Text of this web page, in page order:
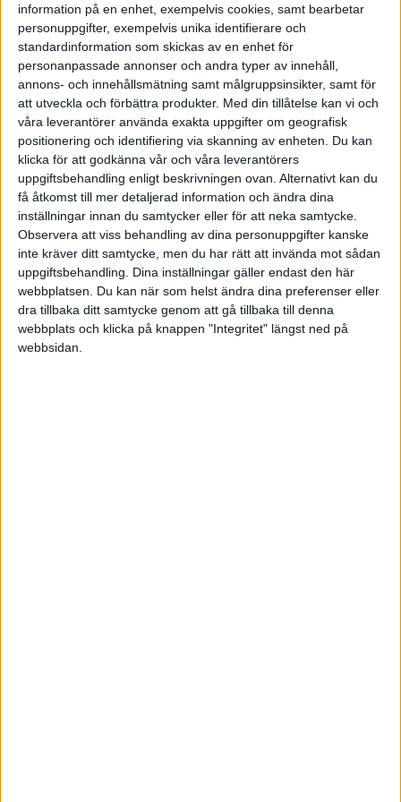
information på en enhet, exempelvis cookies, samt bearbetar
personuppgifter, exempelvis unika identifierare och
standardinformation som skickas av en enhet för
personanpassade annonser och andra typer av innehåll,
annons- och innehållsmätning samt målgruppsinsikter, samt för
att utveckla och förbättra produkter. Med din tillåtelse kan vi och
våra leverantörer använda exakta uppgifter om geografisk
positionering och identifiering via skanning av enheten. Du kan
klicka för att godkänna vår och våra leverantörers
uppgiftsbehandling enligt beskrivningen ovan. Alternativt kan du
få åtkomst till mer detaljerad information och ändra dina
inställningar innan du samtycker eller för att neka samtycke.
Observera att viss behandling av dina personuppgifter kanske
inte kräver ditt samtycke, men du har rätt att invända mot sådan
uppgiftsbehandling. Dina inställningar gäller endast den här
webbplatsen. Du kan när som helst ändra dina preferenser eller
dra tillbaka ditt samtycke genom att gå tillbaka till denna
webbplats och klicka på knappen "Integritet" längst ned på
webbsidan.
informationsöverflöd ökar efterfrågan på enkla och
avskalade budskap som går rakt på kärnan, vilket
bilder har en förmåga att göra.